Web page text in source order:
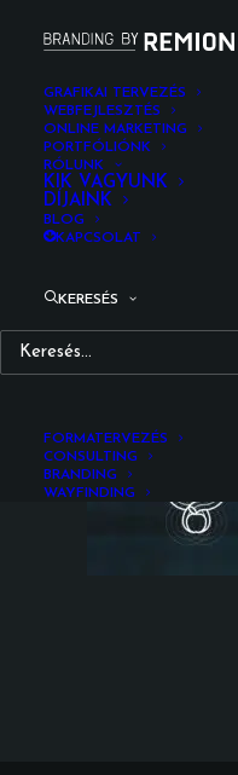
GRAFIKAI TERVEZÉS
WEBFEJLESZTÉS
ONLINE MARKETING
PORTFÓLIÓNK
RÓLUNK
KIK VAGYUNK
DÍJAINK
BLOG
KAPCSOLAT
KERESÉS
FORMATERVEZÉS
CONSULTING
BRANDING
WAYFINDING
Kezdőlap